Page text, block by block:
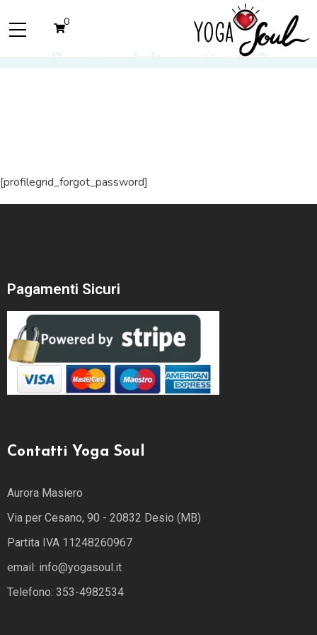
0
Password dimenticata?
[profilegrid_forgot_password]
Pagamenti Sicuri
Contatti Yoga Soul
Aurora Masiero
Via per Cesano, 90 - 20832 Desio (MB)
Partita IVA 11248260967
email: info@yogasoul.it
Telefono: 353-4982534